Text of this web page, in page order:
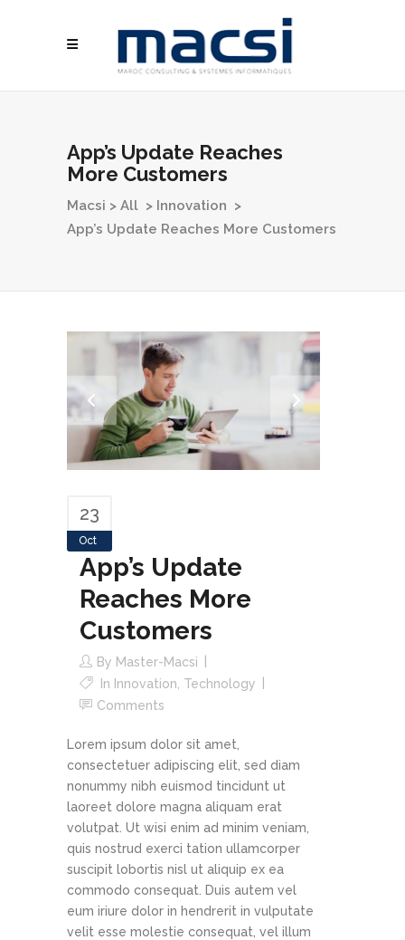
App’s Update Reaches
More Customers
Macsi > All > Innovation >
App’s Update Reaches More Customers
23
Oct
App’s Update
Reaches More
Customers
By Master-Macsi
In Innovation Technology
Comments
Lorem ipsum dolor sit amet,
consectetuer adipiscing elit, sed diam
nonummy nibh euismod tincidunt ut
laoreet dolore magna aliquam erat
volutpat. Ut wisi enim ad minim veniam,
quis nostrud exerci tation ullamcorper
suscipit lobortis nisl ut aliquip ex ea
commodo consequat. Duis autem vel
eum iriure dolor in hendrerit in vulputate
velit esse molestie consequat, vel illum